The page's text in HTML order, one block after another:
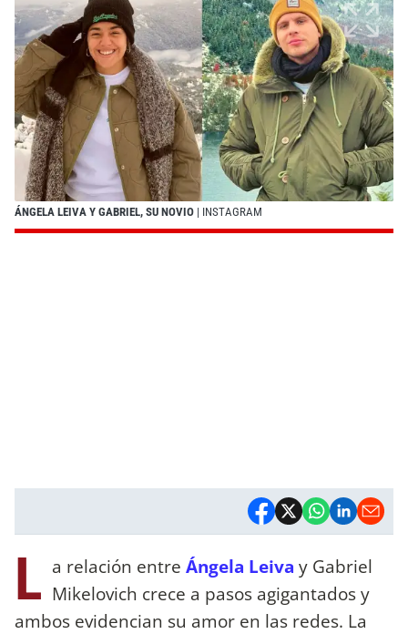
ÁNGELA LEIVA Y GABRIEL, SU NOVIO | INSTAGRAM
L a relación entre Ángela Leiva y Gabriel
Mikelovich crece a pasos agigantados y
ambos evidencian su amor en las redes. La